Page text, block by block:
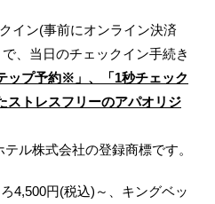
イン(事前にオンライン決済
、当日のチェックイン手続き
ップ予約※」、「1秒チェック
トレスフリーのアパオリジ
ル株式会社の登録商標です。
4,500円(税込)～、キングベッ